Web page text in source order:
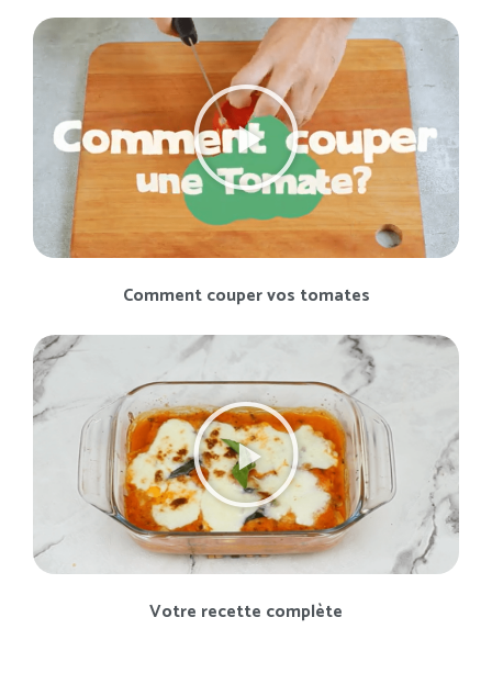
Comment couper vos tomates
Votre recette complète